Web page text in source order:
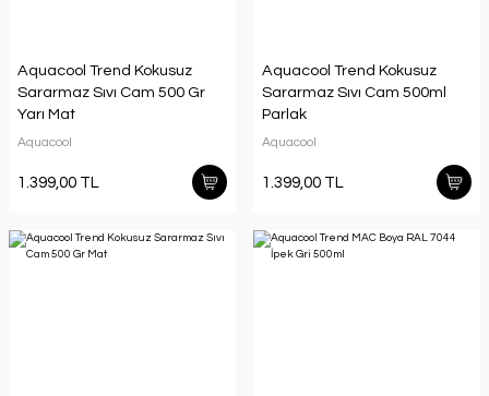
Aquacool Trend Kokusuz
Sararmaz Sıvı Cam 500 Gr
Yarı Mat
Aquacool
1.399,00 TL
Aquacool Trend Kokusuz
Sararmaz Sıvı Cam 500ml
Parlak
Aquacool
1.399,00 TL